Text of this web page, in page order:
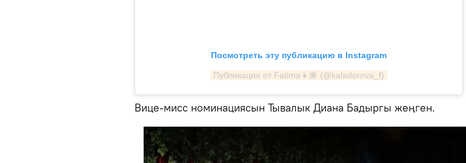
Посмотреть эту публикацию в Instagram
Публикация от Fatima👧🏾 (@kaladorova_f)
Вице-мисс номинациясын Тывалык Диана Бадыргы жеңген.